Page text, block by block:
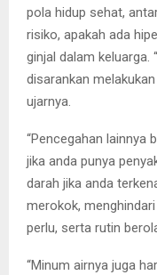
pola hidup sehat,
risiko, apakah ada
ginjal dalam keluarga.
disarankan
ujarnya.
“Pencegahan lainnya
jika anda punya
darah jika anda
merokok,
perlu, serta rutin
“Minum airnya juga